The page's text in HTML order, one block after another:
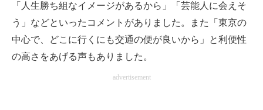
「人生勝ち組なイメージがあるから」「芸能人に会えそ
う」などといったコメントがありました。また「東京の
中心で、どこに行くにも交通の便が良いから」と利便性
の高さをあげる声もありました。
advertisement